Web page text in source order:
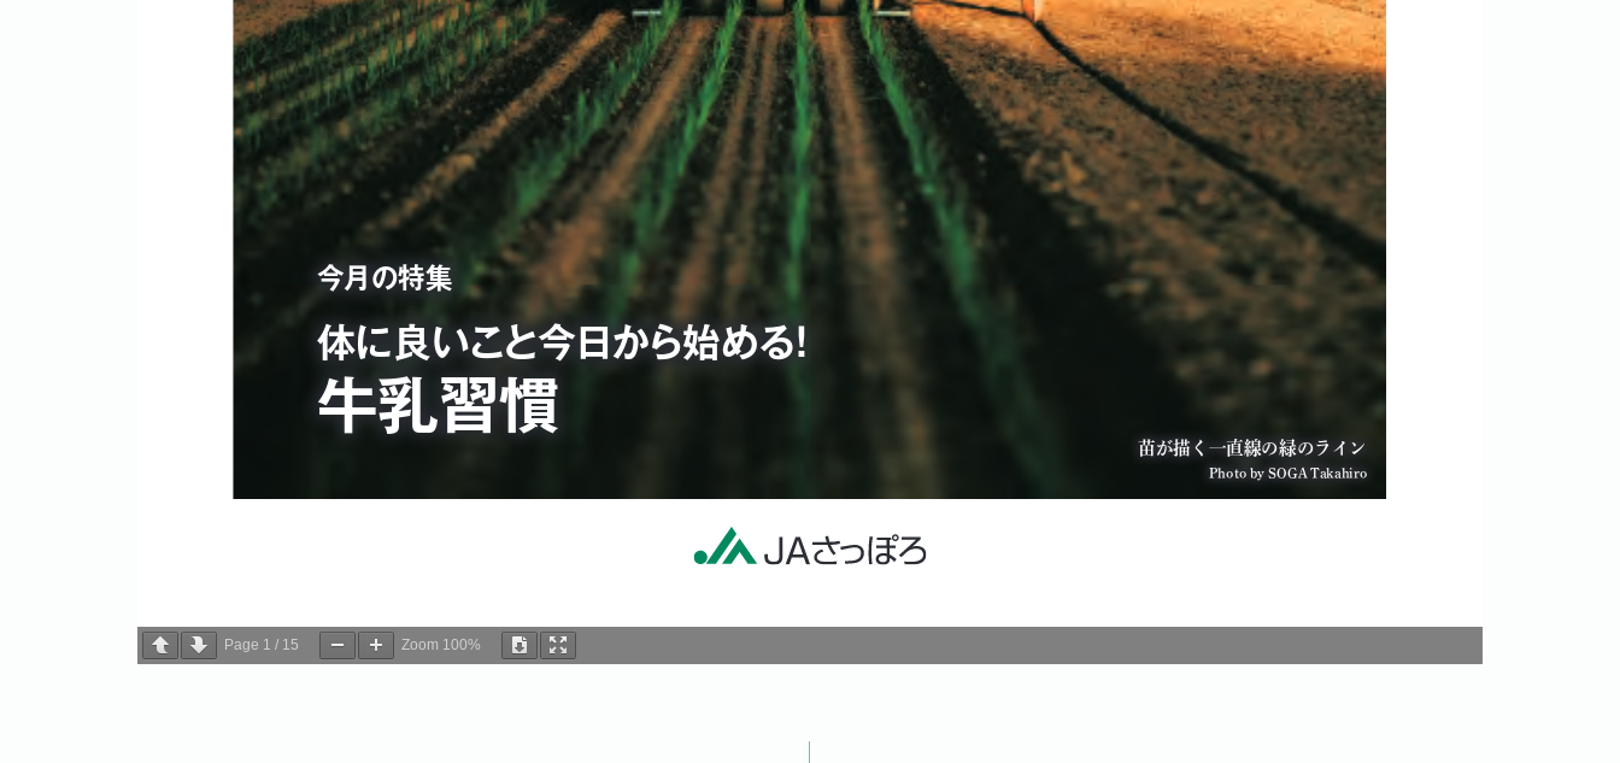
Page 1 / 15 Zoom 100%